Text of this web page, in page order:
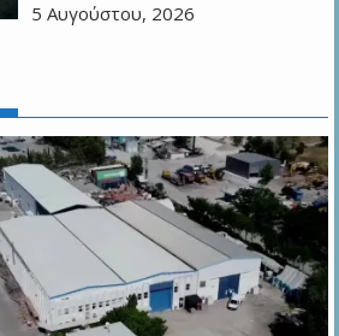
5 Αυγούστου, 2026